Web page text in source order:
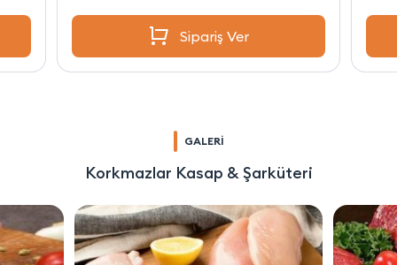
Sipariş Ver
GALERİ
Korkmazlar Kasap & Şarküteri